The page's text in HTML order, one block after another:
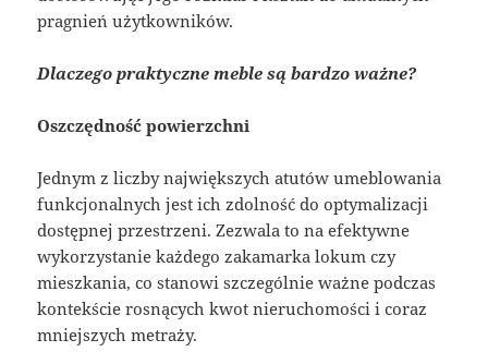
pragnień użytkowników.
Dlaczego praktyczne meble są bardzo ważne?
Oszczędność powierzchni
Jednym z liczby największych atutów umeblowania
funkcjonalnych jest ich zdolność do optymalizacji
dostępnej przestrzeni. Zezwala to na efektywne
wykorzystanie każdego zakamarka lokum czy
mieszkania, co stanowi szczególnie ważne podczas
kontekście rosnących kwot nieruchomości i coraz
mniejszych metraży.